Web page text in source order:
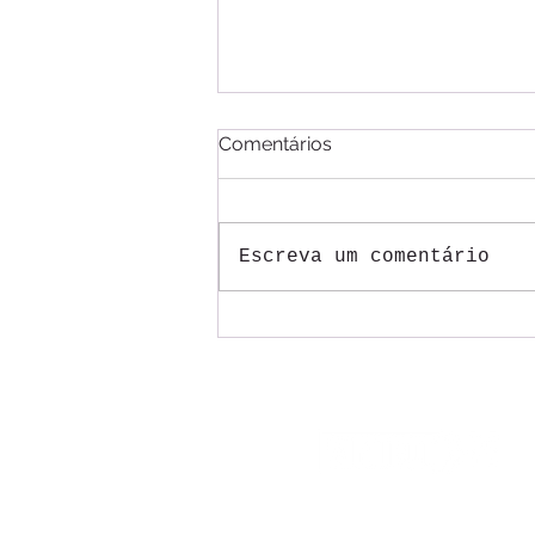
Comentários
Escreva um comentário